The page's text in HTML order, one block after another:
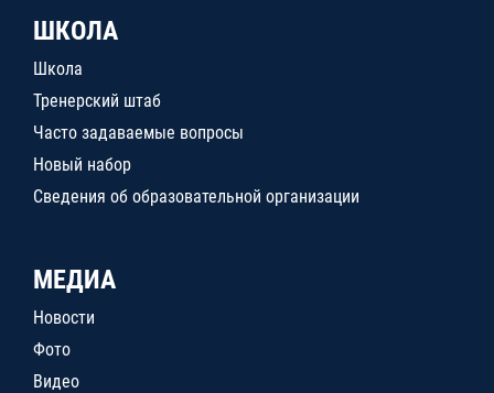
ШКОЛА
Школа
Тренерский штаб
Часто задаваемые вопросы
Новый набор
Сведения об образовательной организации
МЕДИА
Новости
Фото
Видео